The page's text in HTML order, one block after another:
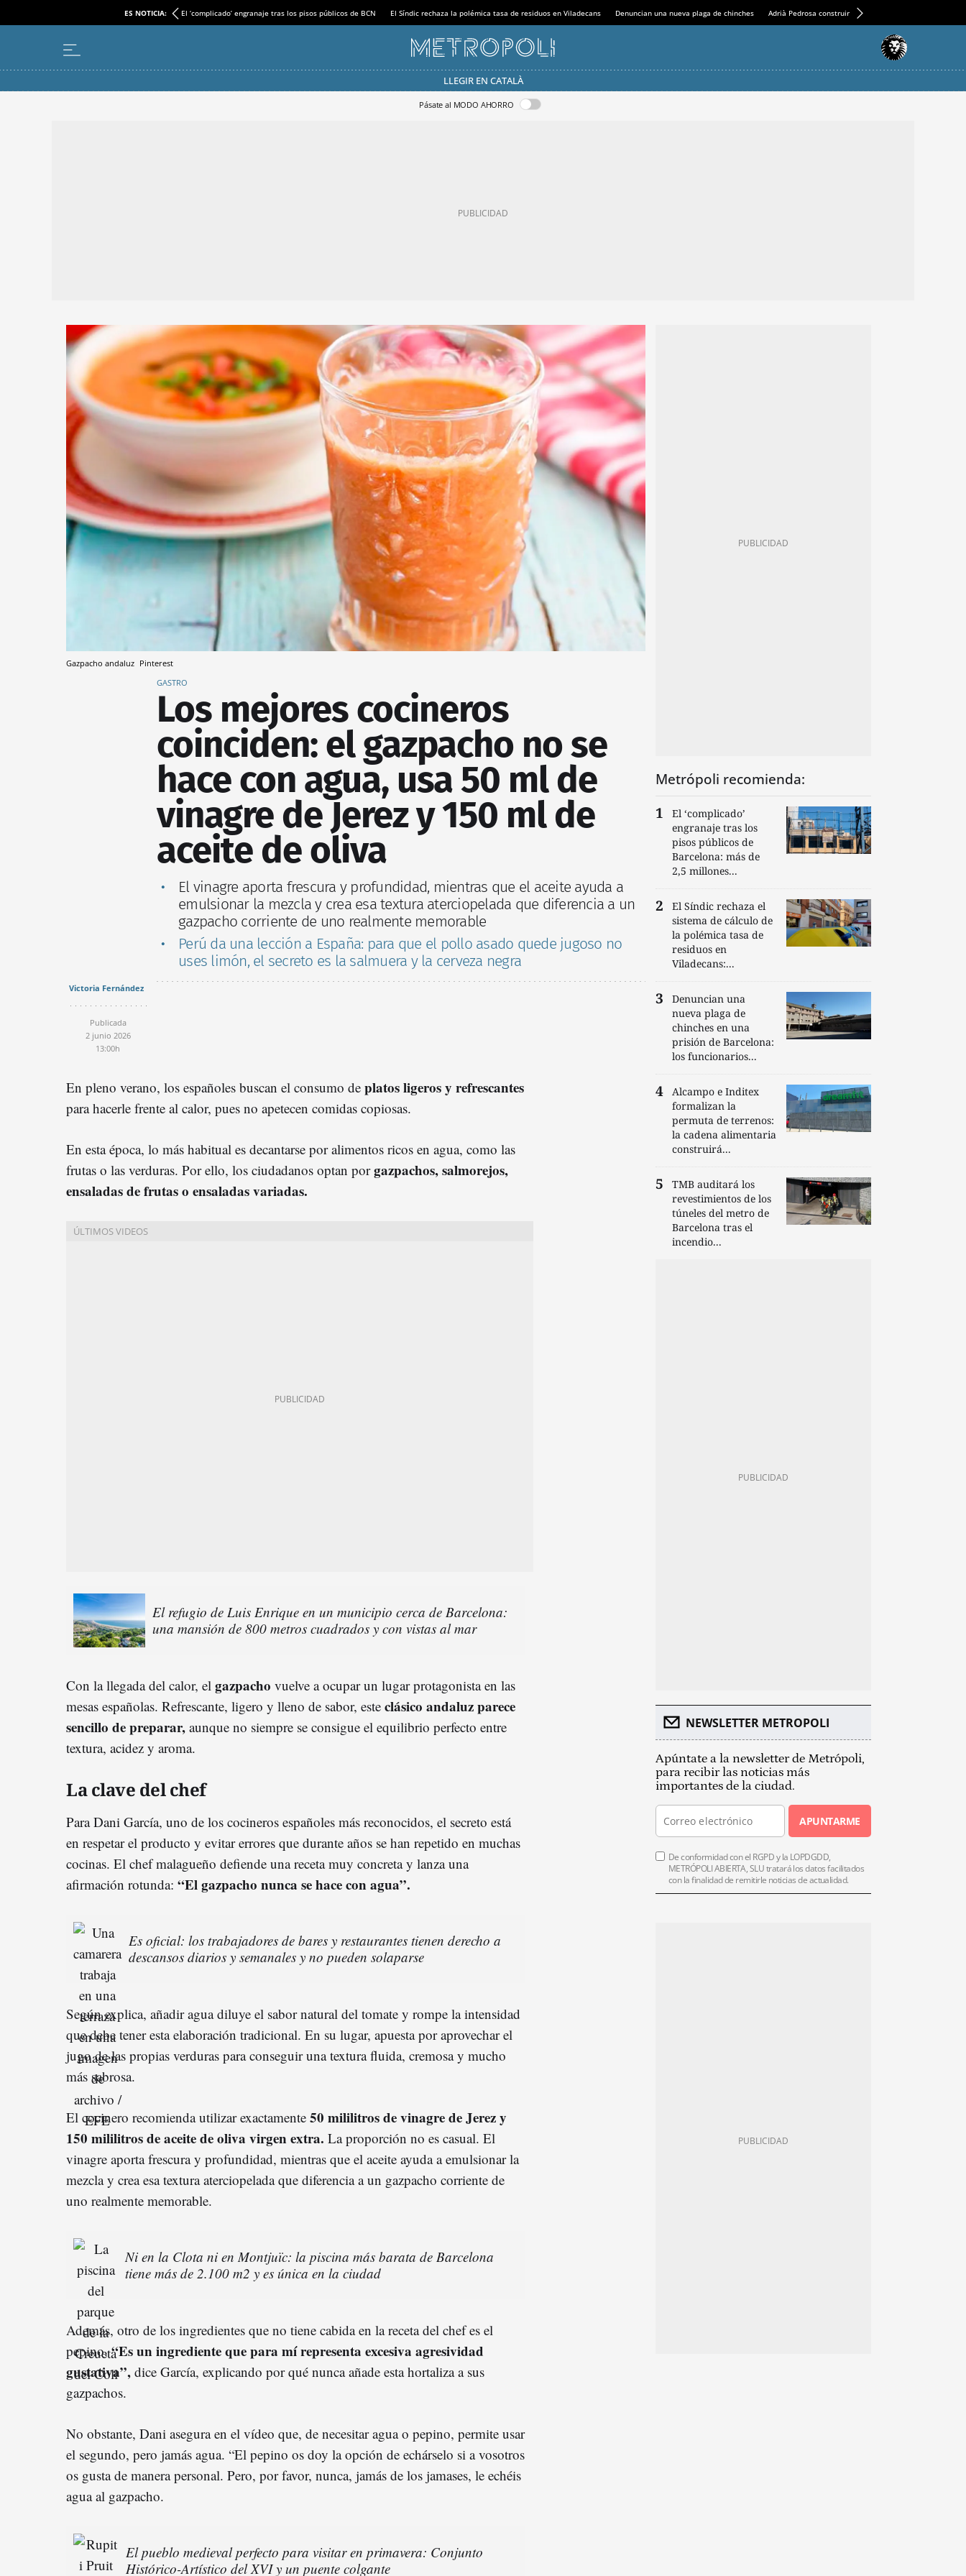
ES NOTICIA: El ‘complicado’ engranaje tras los pisos públicos de BCN El Síndic rechaza la polémica tasa de residuos en Viladecans Denuncian una nueva plaga de chinches Adrià Pedrosa construirá la nueva residencia en el
LLEGIR EN CATALÀ
Pásate al MODO AHORRO
Gazpacho andaluz Pinterest
GASTRO
Los mejores cocineros
coinciden: el gazpacho no se
hace con agua, usa 50 ml de
vinagre de Jerez y 150 ml de
aceite de oliva
El vinagre aporta frescura y profundidad, mientras que el aceite ayuda a
emulsionar la mezcla y crea esa textura aterciopelada que diferencia a un
gazpacho corriente de uno realmente memorable
Perú da una lección a España: para que el pollo asado quede jugoso no
uses limón, el secreto es la salmuera y la cerveza negra
Victoria Fernández
Publicada
2 junio 2026
13:00h
En pleno verano, los españoles buscan el consumo de platos ligeros y refrescantes
para hacerle frente al calor, pues no apetecen comidas copiosas.
En esta época, lo más habitual es decantarse por alimentos ricos en agua, como las
frutas o las verduras. Por ello, los ciudadanos optan porgazpachos, salmorejos,
ensaladas de frutas o ensaladas variadas.
El refugio de Luis Enrique en un municipio cerca de Barcelona:
una mansión de 800 metros cuadrados y con vistas al mar
Con la llegada del calor, el gazpacho vuelve a ocupar un lugar protagonista en las
mesas españolas. Refrescante, ligero y lleno de sabor, este clásico andaluz parece
sencillo de preparar, aunque no siempre se consigue el equilibrio perfecto entre
textura, acidez y aroma.
La clave del chef
Para Dani García, uno de los cocineros españoles más reconocidos, el secreto está
en respetar el producto y evitar errores que durante años se han repetido en muchas
cocinas. El chef malagueño defiende una receta muy concreta y lanza una
afirmación rotunda: “El gazpacho nunca se hace con agua”.
Es oficial: los trabajadores de bares y restaurantes tienen derecho a
descansos diarios y semanales y no pueden solaparse
Según explica, añadir agua diluye el sabor natural del tomate y rompe la intensidad
que debe tener esta elaboración tradicional. En su lugar, apuesta por aprovechar el
jugo de las propias verduras para conseguir una textura fluida, cremosa y mucho
más sabrosa.
El cocinero recomienda utilizar exactamente 50 mililitros de vinagre de Jerez y
150 mililitros de aceite de oliva virgen extra. La proporción no es casual. El
vinagre aporta frescura y profundidad, mientras que el aceite ayuda a emulsionar la
mezcla y crea esa textura aterciopelada que diferencia a un gazpacho corriente de
uno realmente memorable.
Ni en la Clota ni en Montjuïc: la piscina más barata de Barcelona
tiene más de 2.100 m2 y es única en la ciudad
Además, otro de los ingredientes que no tiene cabida en la receta del chef es el
pepino.“Es un ingrediente que para mí representa excesiva agresividad
gustativa”, dice García, explicando por qué nunca añade esta hortaliza a sus
gazpachos.
No obstante, Dani asegura en el vídeo que, de necesitar agua o pepino, permite usar
el segundo, pero jamás agua. “El pepino os doy la opción de echárselo si a vosotros
os gusta de manera personal. Pero, por favor, nunca, jamás de los jamases, le echéis
agua al gazpacho.
El pueblo medieval perfecto para visitar en primavera: Conjunto
Histórico-Artístico del XVI y un puente colgante
Metrópoli recomienda:
El ‘complicado’
engranaje tras los
pisos públicos de
Barcelona: más de
2,5 millones...
El Síndic rechaza el
sistema de cálculo de
la polémica tasa de
residuos en
Viladecans:...
Denuncian una
nueva plaga de
chinches en una
prisión de Barcelona:
los funcionarios...
Alcampo e Inditex
formalizan la
permuta de terrenos:
la cadena alimentaria
construirá...
TMB auditará los
revestimientos de los
túneles del metro de
Barcelona tras el
incendio...
NEWSLETTER METROPOLI
Apúntate a la newsletter de Metrópoli,
para recibir las noticias más
importantes de la ciudad.
APUNTARME
De conformidad con el RGPD y la LOPDGDD,
METRÓPOLI ABIERTA, SLU tratará los datos facilitados
con la finalidad de remitirle noticias de actualidad.